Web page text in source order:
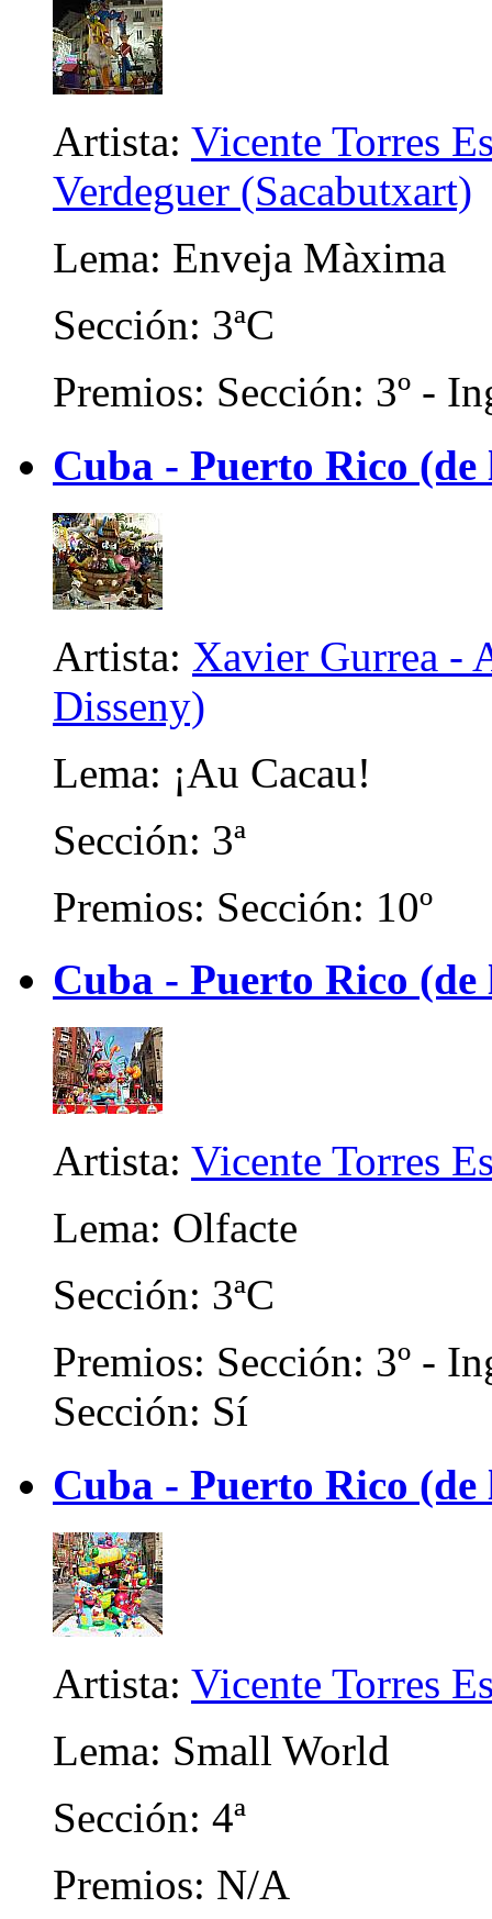
Artista: Vicente Torres
Verdeguer (Sacabutxart)
Lema: Enveja Màxima
Sección: 3ªC
Premios: Sección: 3º -
Cuba - Puerto Rico
Artista: Xavier Gurrea -
Disseny)
Lema: ¡Au Cacau!
Sección: 3ª
Premios: Sección: 10º
Cuba - Puerto Rico
Artista: Vicente Torres
Lema: Olfacte
Sección: 3ªC
Premios: Sección: 3º -
Sección: Sí
Cuba - Puerto Rico
Artista: Vicente Torres
Lema: Small World
Sección: 4ª
Premios: N/A